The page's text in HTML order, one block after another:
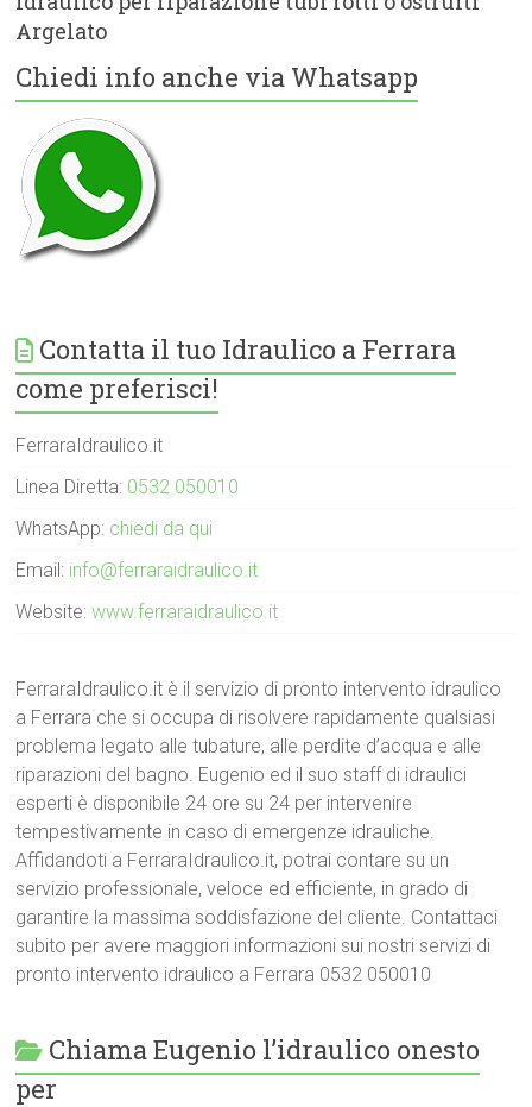
Argelato
Chiedi info anche via Whatsapp
Contatta il tuo Idraulico a Ferrara
come preferisci!
FerraraIdraulico.it
Linea Diretta: 0532 050010
WhatsApp: chiedi da qui
Email: info@ferraraidraulico.it
Website:www.ferraraidraulico.it
FerraraIdraulico.it è il servizio di pronto intervento idraulico
a Ferrara che si occupa di risolvere rapidamente qualsiasi
problema legato alle tubature, alle perdite d’acqua e alle
riparazioni del bagno. Eugenio ed il suo staff di idraulici
esperti è disponibile 24 ore su 24 per intervenire
tempestivamente in caso di emergenze idrauliche.
Affidandoti a FerraraIdraulico.it, potrai contare su un
servizio professionale, veloce ed efficiente, in grado di
garantire la massima soddisfazione del cliente. Contattaci
subito per avere maggiori informazioni sui nostri servizi di
pronto intervento idraulico a Ferrara 0532 050010
Chiama Eugenio l’idraulico onesto
per